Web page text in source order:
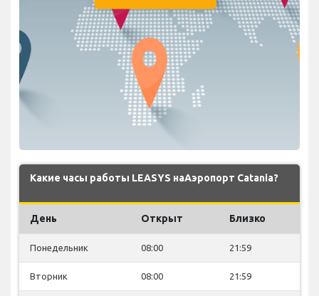
Какие часы работы LEASYS наАэропорт Catania?
День Открыт Близко
Понедельник 08:00 21:59
Вторник 08:00 21:59